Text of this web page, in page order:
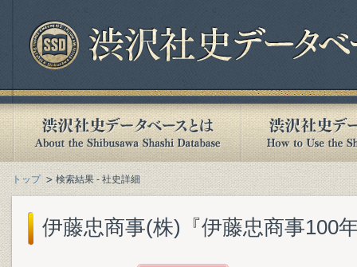
トップ 検索結果 - 社史詳細
伊藤忠商事(株)『伊藤忠商事100